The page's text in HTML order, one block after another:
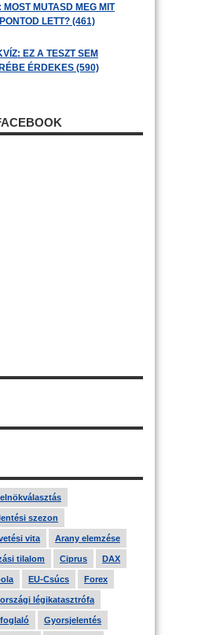
MOST MUTASD MEG MIT
LETT? (461)
EZ A TESZT SEM
ÉRDEKES (590)
szezon
vita Arany elemzése
tilalom Ciprus DAX
EU-Csúcs Forex
légikatasztrófa
Gyorsjelentés